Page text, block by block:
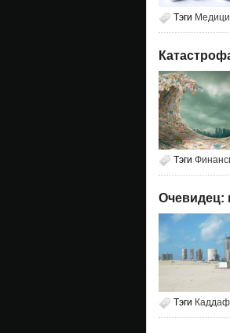
Тэги
Тэги
Очевидец:
Тэги